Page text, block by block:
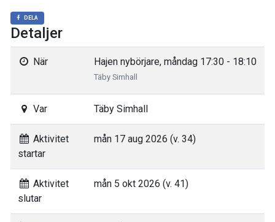
DELA
Detaljer
När Hajen nybörjare, måndag 17:30 - 18:10
Täby Simhall
Var Täby Simhall
Aktivitet
startar
mån 17 aug 2026 (v. 34)
Aktivitet
slutar
mån 5 okt 2026 (v. 41)